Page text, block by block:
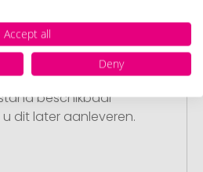
of ontwerp
ontwerp op onze
en rond uw
u op dit moment
beschikbaar
dit later aanleveren.
Accept all
Deny